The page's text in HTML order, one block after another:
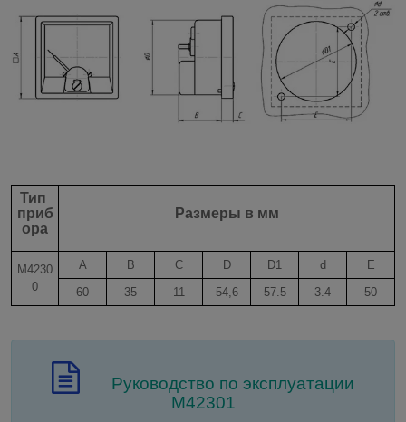
Тип
приб
ора
Размеры в мм
М4230
0
A B C D D1 d
E
60
35 11 54,6 57.5 3.4 50
Руководство по эксплуатации
М42301